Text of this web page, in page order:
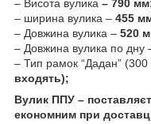
– Висота вулика – 790
– ширина вулика – 455
– Довжина вулика – 520
– Довжина вулика по дну
– Тип рамок “Дадан”
входять);
Вулик ППУ –
економним при